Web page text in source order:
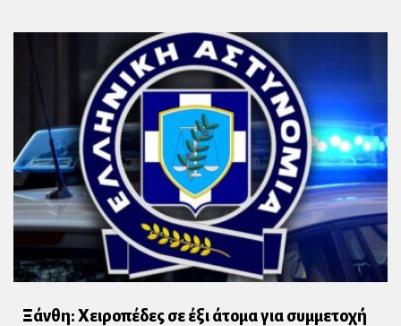
Ξάνθη: Χειροπέδες σε έξι άτομα για συμμετοχή